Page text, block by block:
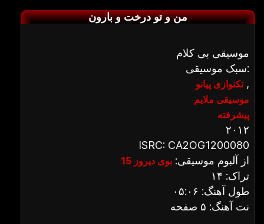
من و تو درخت و بارون
موسیقی بی کلام
سبک موسیقی:
تکنوازی پیانو,
موسیقی ملایم
پیشرفته
۲۰۱۲
ISRC: CA2OG1200080
از آلبوم موسیقی: بوی دیروز 15
تراک: ۱۴
طول آهنگ: ۰۵:۰۶
نت آهنگ: ۵ صفحه